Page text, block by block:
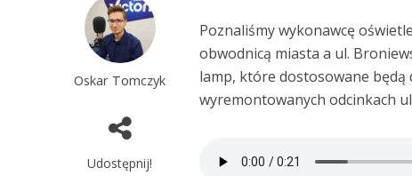
Oskar Tomczyk
Udostępnij!
Poznaliśmy wykonawcę
obwodnicą miasta a ul.
lamp, które dostosowane będą
wyremontowanych odcinkach